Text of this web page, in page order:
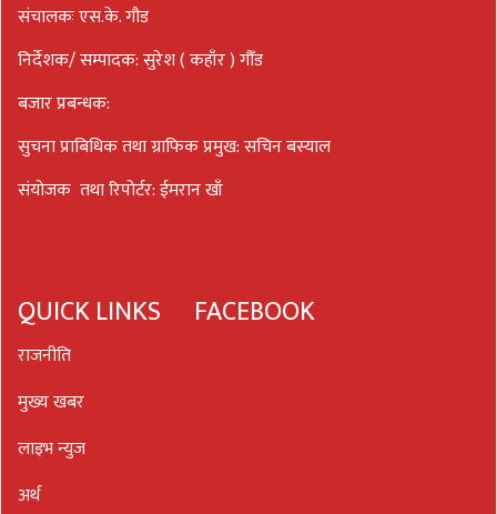
संचालकः एस.के. गौड
निर्देशक/ सम्पादक: सुरेश ( कहाँर ) गौँड
बजार प्रबन्धक:
सुचना प्राबिधिक तथा ग्राफिक प्रमुख: सचिन बस्याल
संयोजक तथा रिपोर्टर: ईमरान खाँ
QUICK LINKS
राजनीति
मुख्य खबर
लाइभ न्युज
अर्थ
FACEBOOK